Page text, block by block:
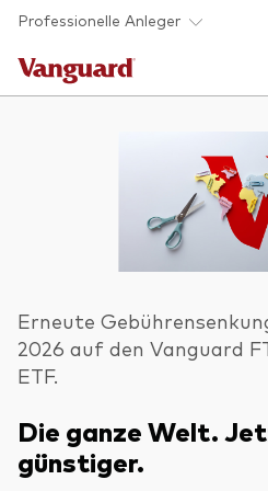
Skip to main content
Professionelle Anleger
Back to main menu
Liste aller Vanguard
Analysen und Events
InsightsBack to main menu
Entdecken Sie
Über uns
Back to main menu
Erneute
2026 auf den Vanguard
ETF.
Die ganze Welt.
günstiger.